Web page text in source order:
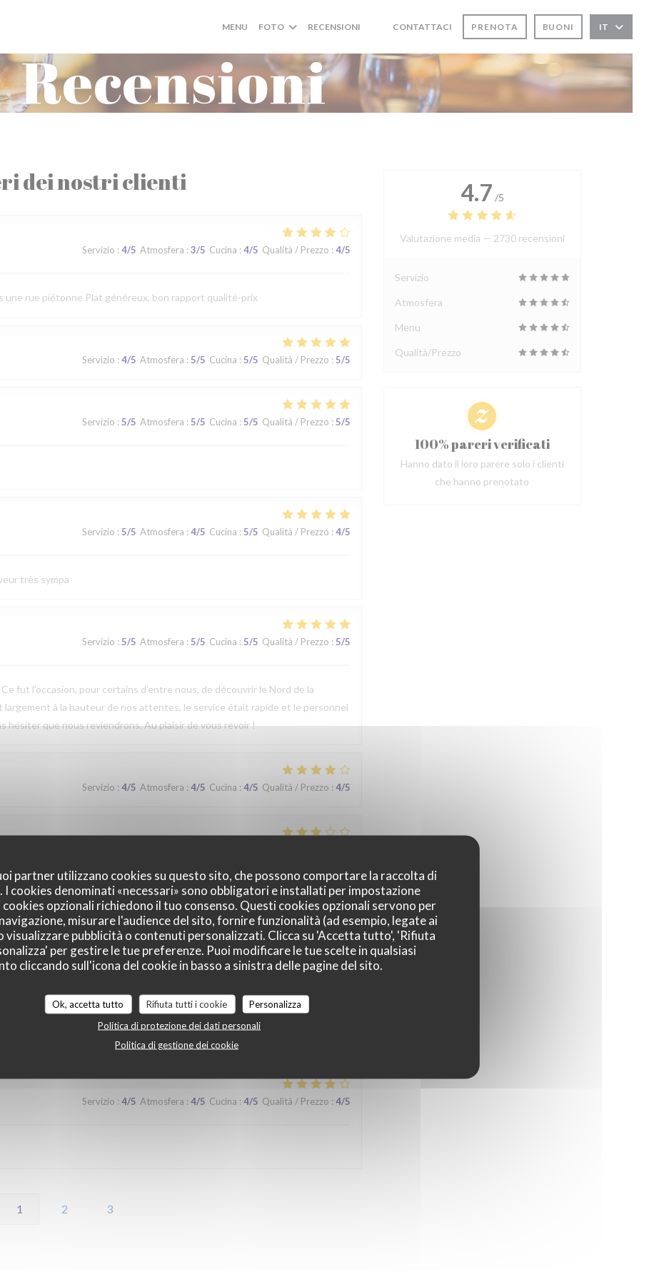
partner utilizzano cookies su questo sito, che possono comportare la raccolta di
I cookies denominati «necessari» sono obbligatori e installati per impostazione
opzionali richiedono il tuo consenso. Questi cookies opzionali servono per
misurare l'audience del sito, fornire funzionalità (ad esempio, legate ai
visualizzare pubblicità o contenuti personalizzati. Clicca su 'Accetta tutto', 'Rifiuta
per gestire le tue preferenze. Puoi modificare le tue scelte in qualsiasi
cliccando sull'icona del cookie in basso a sinistra delle pagine del sito.
Ok, accetta tutto Rifiuta tutti i cookie
Personalizza
Politica di protezione dei dati personali
Politica di gestione dei cookie
MENU FOTO RECENSIONI
((APRE UNA NUOVA FINESTRA))
((APRE UNA NUOVA FINESTRA))
CONTATTACI PRENOTA BUONI IT
Recensioni
dei nostri clienti
Servizio : 4/5 Atmosfera : 3/5 Cucina : 4/5 Qualità / Prezzo : 4/5
une rue piétonne Plat généreux, bon rapport qualité-prix
Servizio : 4/5 Atmosfera : 5/5 Cucina : 5/5 Qualità / Prezzo : 5/5
Servizio : 5/5 Atmosfera : 5/5 Cucina : 5/5 Qualità / Prezzo : 5/5
Servizio : 5/5 Atmosfera : 4/5 Cucina : 5/5 Qualità / Prezzo : 4/5
très sympa
Servizio : 5/5 Atmosfera : 5/5 Cucina : 5/5 Qualità / Prezzo : 5/5
fut l’occasion, pour certains d’entre nous, de découvrir le Nord de la
à la hauteur de nos attentes, le service était rapide et le personnel
hésiter que nous reviendrons. Au plaisir de vous revoir !
Servizio : 4/5 Atmosfera : 4/5 Cucina : 4/5 Qualità / Prezzo : 4/5
Servizio: 5/5 Atmosfera : 5/5 Cucina:4/5 Qualità / Prezzo:5/5
Nous avons apprécié notre déjeuner (moule, carbonade, flamiche au
lors d'un prochaine passage à Lilles.
: 5/5 Atmosfera /5 Cucina
Servizio : 4/5 Atmosfera : 4/5 Cucina : 4/5 Qualità / Prezzo : 4/5
1 2 3
4.7 /5
Valutazione media — 2730 recensioni
Servizio
Atmosfera
Menu
Qualità/Prezzo
100% pareri verificati
Hanno dato il loro parere solo i clienti
che hanno prenotato